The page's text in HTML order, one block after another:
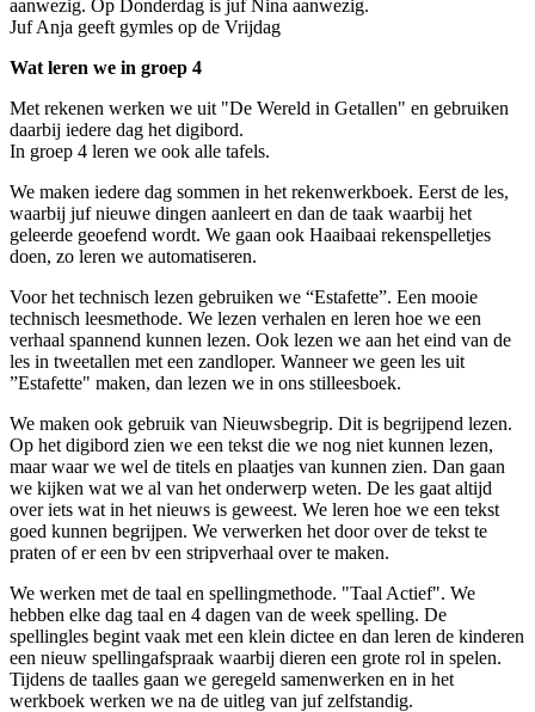
aanwezig. Op Donderdag is juf Nina aanwezig.
Juf Anja geeft gymles op de Vrijdag
Wat leren we in groep 4
Met rekenen werken we uit "De Wereld in Getallen" en gebruiken
daarbij iedere dag het digibord.
In groep 4 leren we ook alle tafels.
We maken iedere dag sommen in het rekenwerkboek. Eerst de les,
waarbij juf nieuwe dingen aanleert en dan de taak waarbij het
geleerde geoefend wordt. We gaan ook Haaibaai rekenspelletjes
doen, zo leren we automatiseren.
Voor het technisch lezen gebruiken we “Estafette”. Een mooie
technisch leesmethode. We lezen verhalen en leren hoe we een
verhaal spannend kunnen lezen. Ook lezen we aan het eind van de
les in tweetallen met een zandloper. Wanneer we geen les uit
”Estafette" maken, dan lezen we in ons stilleesboek.
We maken ook gebruik van Nieuwsbegrip. Dit is begrijpend lezen.
Op het digibord zien we een tekst die we nog niet kunnen lezen,
maar waar we wel de titels en plaatjes van kunnen zien. Dan gaan
we kijken wat we al van het onderwerp weten. De les gaat altijd
over iets wat in het nieuws is geweest. We leren hoe we een tekst
goed kunnen begrijpen. We verwerken het door over de tekst te
praten of er een bv een stripverhaal over te maken.
We werken met de taal en spellingmethode. "Taal Actief". We
hebben elke dag taal en 4 dagen van de week spelling. De
spellingles begint vaak met een klein dictee en dan leren de kinderen
een nieuw spellingafspraak waarbij dieren een grote rol in spelen.
Tijdens de taalles gaan we geregeld samenwerken en in het
werkboek werken we na de uitleg van juf zelfstandig.